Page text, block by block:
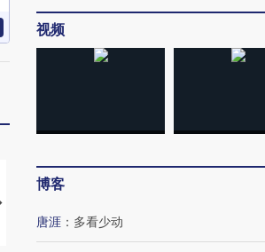
马航飞行员跨国走私7万
粒摇头丸 尿检体内含3种
视频
博客
唐涯 ： 多看少动